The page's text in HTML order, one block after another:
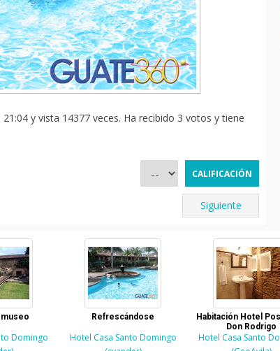
y vista 14377 veces. Ha recibido 3 votos y tiene
Siguiente
museo
Domingo
Refrescándose
Hotel Casa Santo Domingo
Habitación Hotel
Don Rodrigo
Hotel Casa Santo